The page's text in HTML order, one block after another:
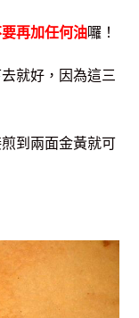
再加任何油囉！
就好，因為這三
到兩面金黃就可